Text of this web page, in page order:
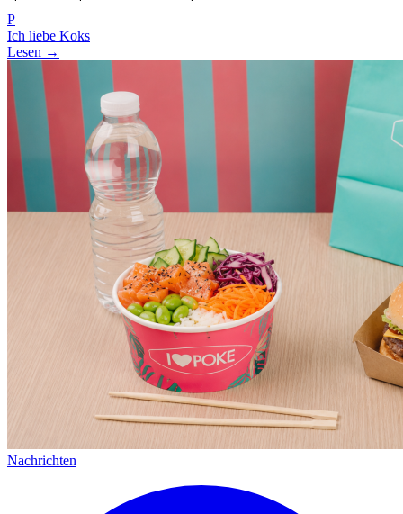
P
Ich liebe Koks
Lesen →
Nachrichten